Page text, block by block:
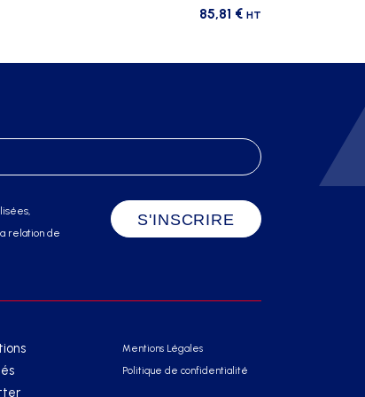
85,81 € HT
relation de
Mentions Légales
Politique de confidentialité